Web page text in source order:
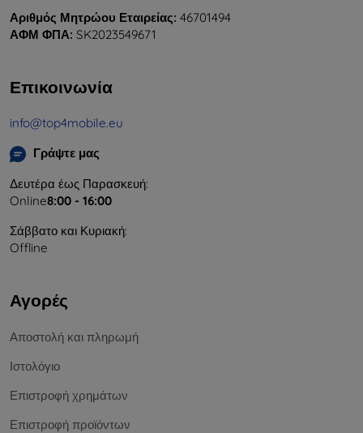
Αριθμός Μητρώου Εταιρείας: 46701494
ΑΦΜ ΦΠΑ: SK2023549671
Επικοινωνία
info@top4mobile.eu
Γράψτε μας
Δευτέρα έως Παρασκευή:
Online8:00 - 16:00
Σάββατο και Κυριακή:
Offline
Αγορές
Αποστολή και πληρωμή
Ιστολόγιο
Επιστροφή χρημάτων
Επιστροφή προϊόντων